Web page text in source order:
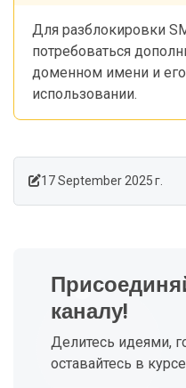
Для разблокировки
потребоваться
доменном имени и
использовании.
17 September 2025 г.
каналу!
Делитесь идеями,
оставайтесь в